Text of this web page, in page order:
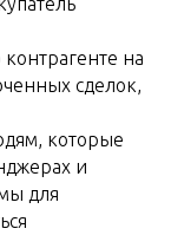
на
сделок,
которые
и
для